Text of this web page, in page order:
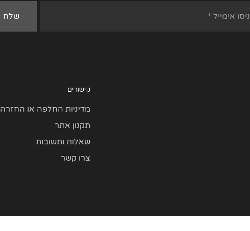
קישורים
מדיניות החלפה או החזרה
תקנון אתר
שאלות ותשובות
צרו קשר